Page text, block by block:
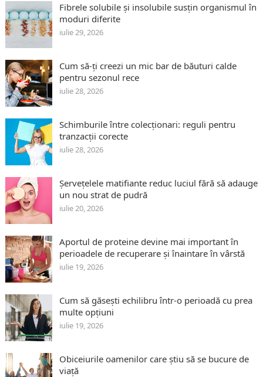
Fibrele solubile și insolubile susțin organismul în
moduri diferite
iulie 29, 2026
Cum să-ți creezi un mic bar de băuturi calde
pentru sezonul rece
iulie 28, 2026
Schimburile între colecționari: reguli pentru
tranzacții corecte
iulie 28, 2026
Șervețelele matifiante reduc luciul fără să adauge
un nou strat de pudră
iulie 20, 2026
Aportul de proteine devine mai important în
perioadele de recuperare și înaintare în vârstă
iulie 19, 2026
Cum să găsești echilibru într-o perioadă cu prea
multe opțiuni
iulie 19, 2026
Obiceiurile oamenilor care știu să se bucure de
viață